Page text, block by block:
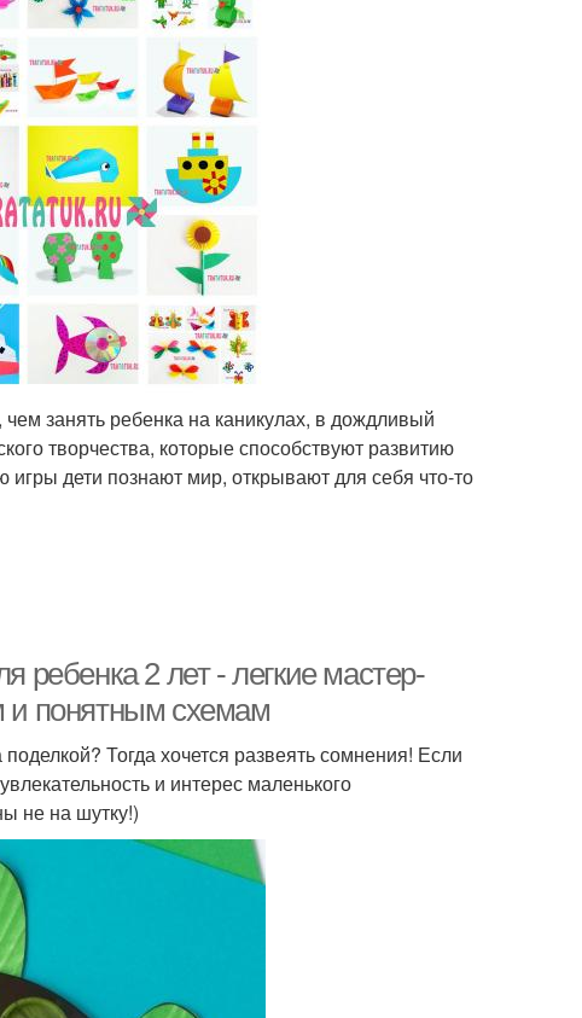
занять ребенка на каникулах, в дождливый
творчества, которые способствуют развитию
дети познают мир, открывают для себя что-то
ребенка 2 лет - легкие мастер-
и понятным схемам
Тогда хочется развеять сомнения! Если
и интерес маленького
не на шутку!)